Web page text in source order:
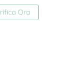
Ora